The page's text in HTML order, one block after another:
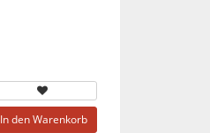
In den Warenkorb